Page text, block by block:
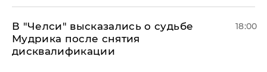
В "Челси" высказались о судьбе
Мудрика после снятия
дисквалификации
18:00